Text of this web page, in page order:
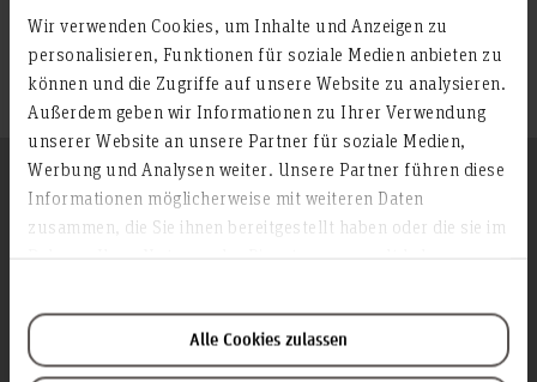
Wir verwenden Cookies, um Inhalte und Anzeigen zu
personalisieren, Funktionen für soziale Medien anbieten zu
können und die Zugriffe auf unsere Website zu analysieren.
Außerdem geben wir Informationen zu Ihrer Verwendung
unserer Website an unsere Partner für soziale Medien,
Werbung und Analysen weiter. Unsere Partner führen diese
Informationen möglicherweise mit weiteren Daten
zusammen, die Sie ihnen bereitgestellt haben oder die sie im
Alle Cookies zulassen
Zum Seitenanfang
Kontakt und Anreise
Startseite Hochschule Hannover
Folgen Sie uns